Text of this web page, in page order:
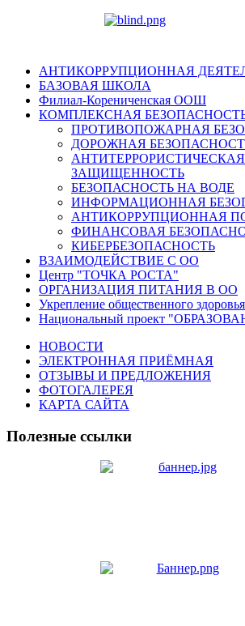
АНТИКОРРУПЦИОННАЯ
БАЗОВАЯ ШКОЛА
Филиал-Корениченская ООШ
КОМПЛЕКСНАЯ
ПРОТИВОПОЖАРНАЯ
ДОРОЖНАЯ
АНТИТЕРРОРИСТИЧЕСКАЯ
ЗАЩИЩЕННОСТЬ
БЕЗОПАСНОСТЬ НА ВОДЕ
ИНФОРМАЦИОННАЯ
АНТИКОРРУПЦИОННАЯ
ФИНАНСОВАЯ
КИБЕРБЕЗОПАСНОСТЬ
ВЗАИМОДЕЙСТВИЕ С ОО
Центр "ТОЧКА РОСТА"
ОРГАНИЗАЦИЯ ПИТАНИЯ В ОО
Укрепление общественного здоровья
Национальный проект
НОВОСТИ
ЭЛЕКТРОННАЯ ПРИЁМНАЯ
ОТЗЫВЫ И ПРЕДЛОЖЕНИЯ
ФОТОГАЛЕРЕЯ
КАРТА САЙТА
Полезные ссылки